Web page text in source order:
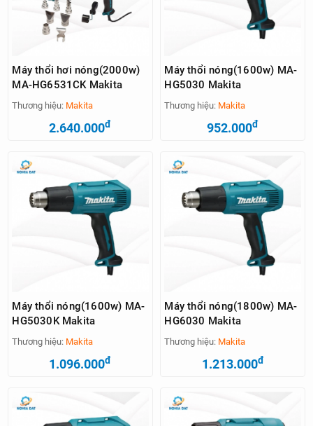
Máy thổi hơi nóng(2000w)
MA-HG6531CK Makita
Thương hiệu: Makita
2.640.000đ
Máy thổi nóng(1600w) MA-
HG5030 Makita
Thương hiệu: Makita
952.000đ
Máy thổi nóng(1600w) MA-
HG5030K Makita
Thương hiệu: Makita
1.096.000đ
Máy thổi nóng(1800w) MA-
HG6030 Makita
Thương hiệu: Makita
1.213.000đ